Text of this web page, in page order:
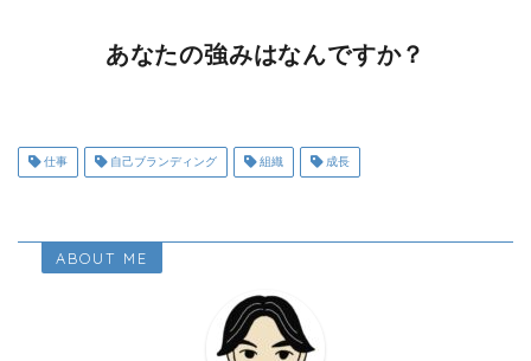
あなたの強みはなんですか？
仕事 自己ブランディング 組織 成長
ABOUT ME